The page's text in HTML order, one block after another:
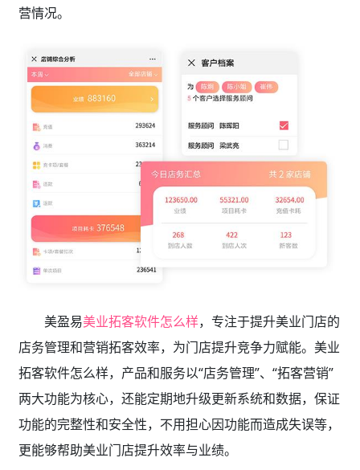
营情况。
美盈易美业拓客软件怎么样，专注于提升美业门店的
店务管理和营销拓客效率，为门店提升竞争力赋能。美业
拓客软件怎么样，产品和服务以“店务管理”、“拓客营销”
两大功能为核心，还能定期地升级更新系统和数据，保证
功能的完整性和安全性，不用担心因功能而造成失误等，
更能够帮助美业门店提升效率与业绩。